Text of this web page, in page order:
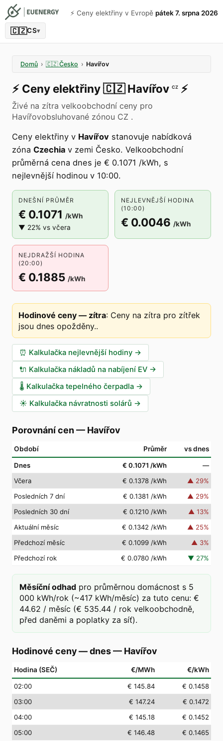
⚡️ Ceny elektřiny v Evropě pátek 7. srpna 2026
🇨🇿CS▾
Domů › 🇨🇿 Česko › Havířov
⚡️ Ceny elektřiny🇨🇿 Havířov CZ ⚡️
Živé na zítra velkoobchodní ceny pro
Havířovobsluhované zónou CZ .
Ceny elektřiny v Havířov stanovuje nabídková
zóna Czechia v zemi Česko. Velkoobchodní
průměrná cena dnes je € 0.1071 /kWh, s
nejlevnější hodinou v 10:00.
DNEŠNÍ PRŮMĚR
€ 0.1071 /kWh
▼ 22% vs včera
NEJLEVNĚJŠÍ HODINA
(10:00)
€ 0.0046 /kWh
NEJDRAŽŠÍ HODINA
(20:00)
€ 0.1885 /kWh
Hodinové ceny — zítra: Ceny na zítra pro zítřek
jsou dnes opožděny..
⏰ Kalkulačka nejlevnější hodiny →
🔌 Kalkulačka nákladů na nabíjení EV →
🌡️ Kalkulačka tepelného čerpadla →
☀️ Kalkulačka návratnosti solárů →
Porovnání cen — Havířov
Období Průměr vs dnes
Dnes € 0.1071 /kWh
—
Včera
€ 0.1378 /kWh ▲ 29%
Posledních 7 dní
€ 0.1381 /kWh ▲ 29%
Posledních 30 dní
€ 0.1210 /kWh ▲ 13%
Aktuální měsíc
€ 0.1342 /kWh ▲ 25%
Předchozí měsíc
€ 0.1099 /kWh ▲ 3%
Předchozí rok
€ 0.0780 /kWh ▼ 27%
Měsíční odhad pro průměrnou domácnost s 5
000 kWh/rok (~417 kWh/měsíc) za tuto cenu: €
44.62 / měsíc (€ 535.44 / rok velkoobchodně,
před daněmi a poplatky za síť).
Hodinové ceny — dnes— Havířov
Hodina (SEČ) €/MWh €/kWh
02:00 € 145.84
€ 0.1458
03:00 € 147.24
€ 0.1472
04:00 € 145.18
€ 0.1452
05:00 € 146.48
€ 0.1465